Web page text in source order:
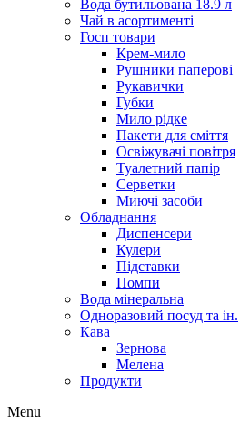
Вода бутильована 18.9 л
Чай в асортименті
Госп товари
Крем-мило
Рушники паперові
Рукавички
Губки
Мило рідке
Пакети для сміття
Освіжувачі повітря
Туалетний папір
Серветки
Миючі засоби
Обладнання
Диспенсери
Кулери
Підставки
Помпи
Вода мінеральна
Одноразовий посуд та ін.
Кава
Зернова
Мелена
Продукти
Menu